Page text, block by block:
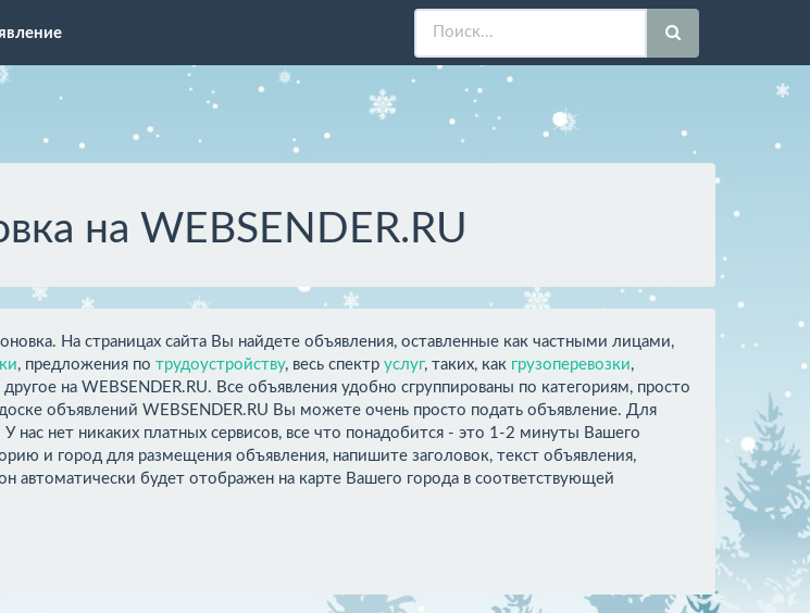
на WEBSENDER.RU
На страницах сайта Вы найдете объявления, оставленные как частными лицами,
, предложения по трудоустройству, весь спектр услуг, таких, как грузоперевозки,
на WEBSENDER.RU. Все объявления удобно сгруппированы по категориям, просто
объявлений WEBSENDER.RU Вы можете очень просто подать объявление. Для
нас нет никаких платных сервисов, все что понадобится - это 1-2 минуты Вашего
и город для размещения объявления, напишите заголовок, текст объявления,
автоматически будет отображен на карте Вашего города в соответствующей